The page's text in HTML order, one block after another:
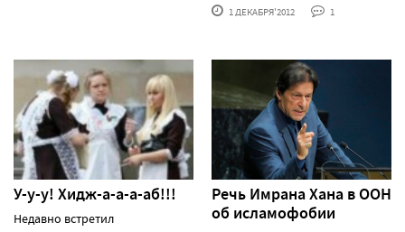
1 ДЕКАБРЯ'2012 1
У-у-у! Хидж-а-а-а-аб!!!
Недавно встретил
Речь Имрана Хана в ООН
об исламофобии